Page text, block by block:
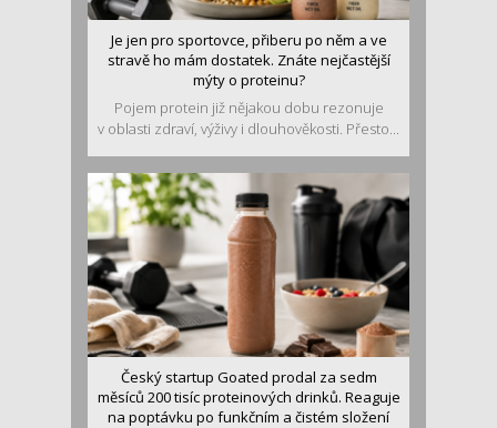
Je jen pro sportovce, přiberu po něm a ve
stravě ho mám dostatek. Znáte nejčastější
mýty o proteinu?
Pojem protein již nějakou dobu rezonuje
v oblasti zdraví, výživy i dlouhověkosti. Přesto...
Český startup Goated prodal za sedm
měsíců 200 tisíc proteinových drinků. Reaguje
na poptávku po funkčním a čistém složení